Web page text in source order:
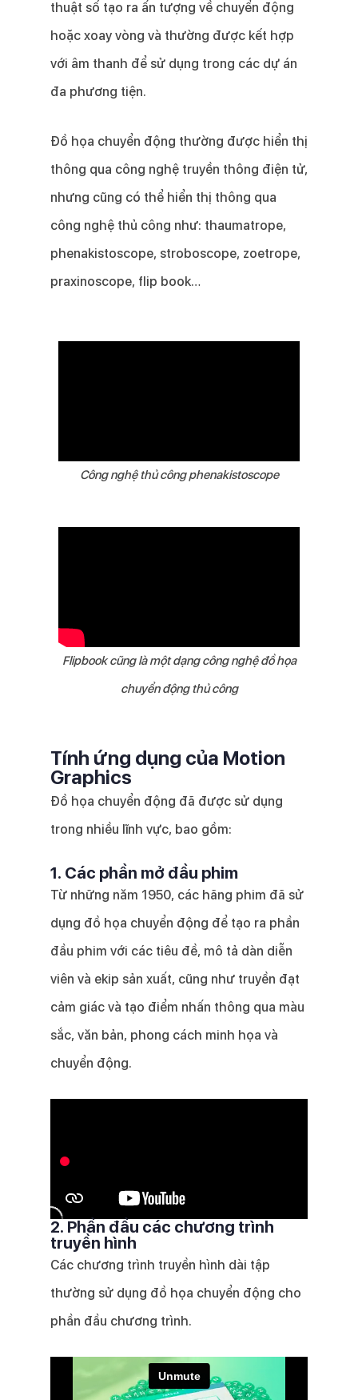
thuật số tạo ra ấn tượng về chuyển động
hoặc xoay vòng và thường được kết hợp
với âm thanh để sử dụng trong các dự án
đa phương tiện.
Đồ họa chuyển động thường được hiển thị
thông qua công nghệ truyền thông điện tử,
nhưng cũng có thể hiển thị thông qua
công nghệ thủ công như: thaumatrope,
phenakistoscope, stroboscope, zoetrope,
praxinoscope, flip book…
Công nghệ thủ công phenakistoscope
Flipbook cũng là một dạng công nghệ đồ họa
chuyển động thủ công
Tính ứng dụng của Motion
Graphics
Đồ họa chuyển động đã được sử dụng
trong nhiều lĩnh vực, bao gồm:
1. Các phần mở đầu phim
Từ những năm 1950, các hãng phim đã sử
dụng đồ họa chuyển động để tạo ra phần
đầu phim với các tiêu đề, mô tả dàn diễn
viên và ekip sản xuất, cũng như truyền đạt
cảm giác và tạo điểm nhấn thông qua màu
sắc, văn bản, phong cách minh họa và
chuyển động.
2. Phần đầu các chương trình
truyền hình
Các chương trình truyền hình dài tập
thường sử dụng đồ họa chuyển động cho
phần đầu chương trình.